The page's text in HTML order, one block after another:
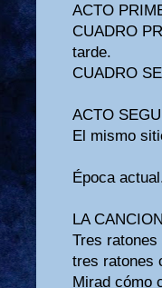
ACTO
CUADRO
tarde.
CUADRO
ACTO
El mismo
Época
LA
Tres ratones
tres ratones
Mirad cómo